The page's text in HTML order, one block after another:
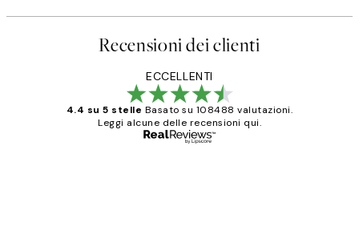
Recensioni dei clienti
ECCELLENTI
4.4 su 5 stelle Basato su 108488 valutazioni.
Leggi alcune delle recensioni qui.